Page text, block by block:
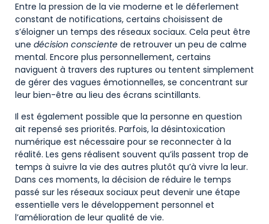
Entre la pression de la vie moderne et le déferlement
constant de notifications, certains choisissent de
s’éloigner un temps des réseaux sociaux. Cela peut être
une décision consciente de retrouver un peu de calme
mental. Encore plus personnellement, certains
naviguent à travers des ruptures ou tentent simplement
de gérer des vagues émotionnelles, se concentrant sur
leur bien-être au lieu des écrans scintillants.
Il est également possible que la personne en question
ait repensé ses priorités. Parfois, la désintoxication
numérique est nécessaire pour se reconnecter à la
réalité. Les gens réalisent souvent qu’ils passent trop de
temps à suivre la vie des autres plutôt qu’à vivre la leur.
Dans ces moments, la décision de réduire le temps
passé sur les réseaux sociaux peut devenir une étape
essentielle vers le développement personnel et
l’amélioration de leur qualité de vie.